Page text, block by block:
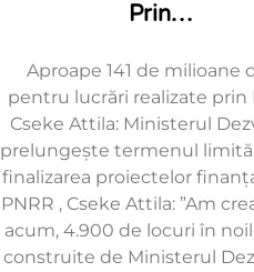
Prin…
Aproape 141 de milioane
pentru lucrări realizate prin
Cseke Attila: Ministerul
prelungește termenul
finalizarea proiectelor
PNRR , Cseke Attila: ”Am
acum, 4.900 de locuri în
construite de Ministerul